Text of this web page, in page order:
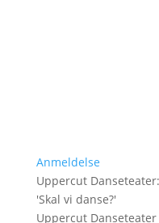
Anmeldelse
Uppercut Danseteater:
'Skal vi danse?'
Uppercut